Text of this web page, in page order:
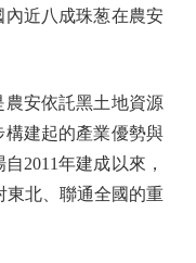
近八成珠葱在農安
安依託黑土地資源
建起的產業優勢與
2011年建成以來，
東北、聯通全國的重